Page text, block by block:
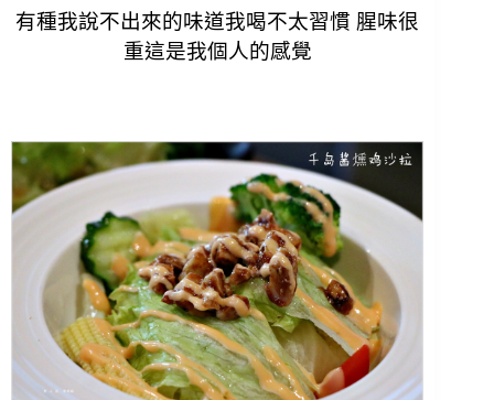
有種我說不出來的味道我喝不太習慣 腥味很
重這是我個人的感覺